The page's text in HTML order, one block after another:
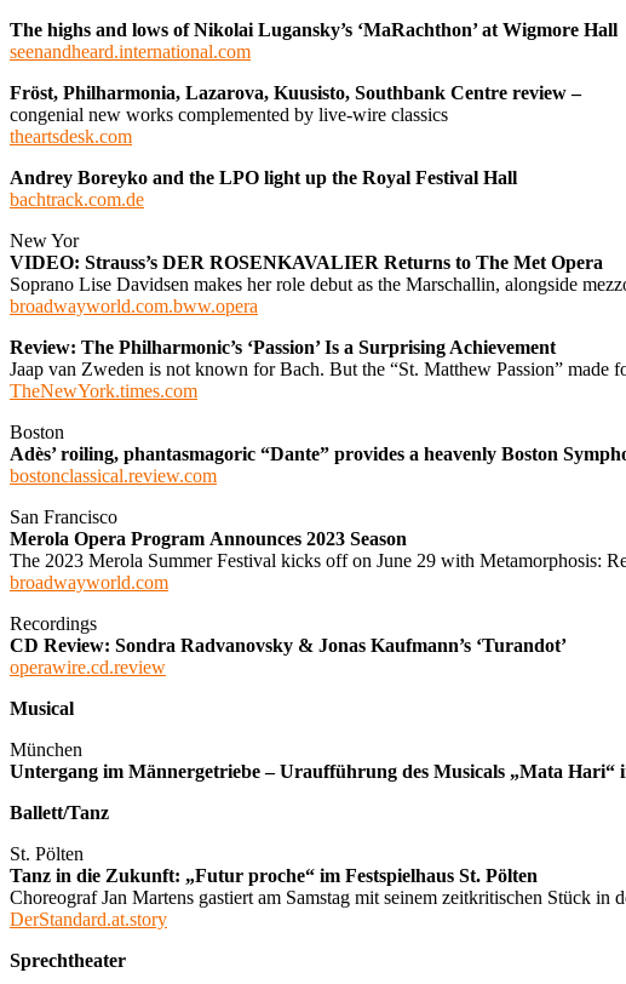
The highs and lows of Nikolai Lugansky’s ‘MaRachthon’ at Wigmore Hall
seenandheard.international.com
Fröst, Philharmonia, Lazarova, Kuusisto, Southbank Centre review –
congenial new works complemented by live-wire classics
theartsdesk.com
Andrey Boreyko and the LPO light up the Royal Festival Hall
bachtrack.com.de
New Yor
VIDEO: Strauss’s DER ROSENKAVALIER Returns to The Met Opera
Soprano Lise Davidsen makes her role debut as the Marschallin, alongside
broadwayworld.com.bww.opera
Review: The Philharmonic’s ‘Passion’ Is a Surprising Achievement
Jaap van Zweden is not known for Bach. But the “St. Matthew Passion” made
TheNewYork.times.com
Boston
Adès’ roiling, phantasmagoric “Dante” provides a heavenly Boston
bostonclassical.review.com
San Francisco
Merola Opera Program Announces 2023 Season
The 2023 Merola Summer Festival kicks off on June 29 with Metamorphosis:
broadwayworld.com
Recordings
CD Review: Sondra Radvanovsky & Jonas Kaufmann’s ‘Turandot’
operawire.cd.review
Musical
München
Untergang im Männergetriebe – Uraufführung des Musicals
Ballett/Tanz
St. Pölten
Tanz in die Zukunft: „Futur proche“ im Festspielhaus St. Pölten
Choreograf Jan Martens gastiert am Samstag mit seinem zeitkritischen Stück in
DerStandard.at.story
Sprechtheater